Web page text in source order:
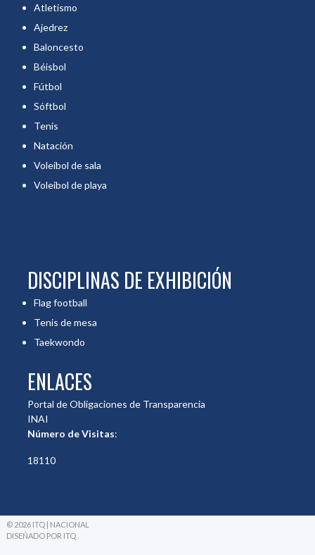
Atletismo
Ajedrez
Baloncesto
Béisbol
Fútbol
Sóftbol
Tenis
Natación
Voleibol de sala
Voleibol de playa
DISCIPLINAS DE EXHIBICIÓN
Flag football
Tenis de mesa
Taekwondo
ENLACES
Portal de Obligaciones de Transparencia
INAI
Número de Visitas:
18110
© 2026 ITQ | NACIONAL
DISEÑADO POR ITQ